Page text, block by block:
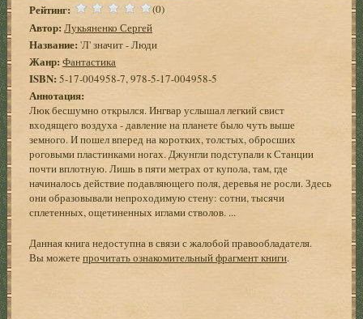
Рейтинг: (0)
Автор: Лукьяненко Сергей
Название: 'Л' значит - Люди
Жанр: Фантастика
ISBN:5-17-004958-7, 978-5-17-004958-5
Аннотация:
Люк бесшумно открылся. Ингвар услышал легкий свист
входящего воздуха - давление на планете было чуть выше
земного. И пошел вперед на коротких, толстых, обросших
роговыми пластинками ногах. Джунгли подступали к Станции
почти вплотную. Лишь в пяти метрах от купола, там, где
начиналось действие подавляющего поля, деревья не росли. Здесь
они образовывали непроходимую стену: сотни, тысячи
сплетенных, ощетиненных иглами стволов. ...
Данная книга недоступна в связи с жалобой правообладателя.
Вы можетепрочитать ознакомительный фрагмент книги.